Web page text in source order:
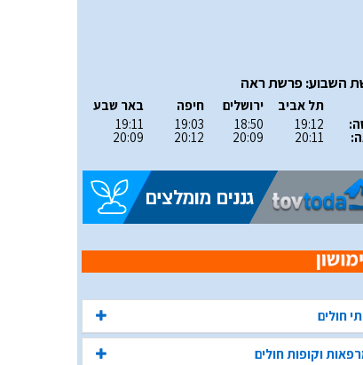
השבוע: פרשת ראה
תל אביב
19:12
20:11
ירושלים
18:50
20:09
חיפה
19:03
20:12
באר שבע
19:11
20:09
חולים
וקופות חולים